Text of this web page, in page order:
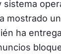
mostrado
ha